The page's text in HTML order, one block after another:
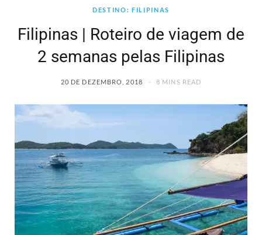
DESTINO: FILIPINAS
Filipinas | Roteiro de viagem de
2 semanas pelas Filipinas
20 DE DEZEMBRO, 2018 8 MINS READ